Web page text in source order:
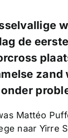
de
Mattéo
naar Yirre